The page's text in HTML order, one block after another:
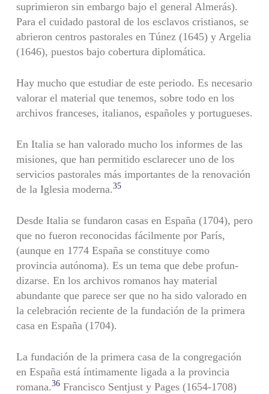
suprimieron sin embargo bajo el general Almerás).
Para el cuidado pastoral de los esclavos cristianos, se
abrieron centros pastorales en Túnez (1645) y Argelia
(1646), puestos bajo cobertura diplomática.
Hay mucho que estudiar de este periodo. Es necesario
valorar el material que tenemos, sobre todo en los
archivos franceses, italianos, españoles y portugueses.
En Italia se han valorado mucho los informes de las
misiones, que han permitido esclarecer uno de los
servicios pastorales más impor­tantes de la renovación
de la Iglesia moderna.35
Desde Italia se fundaron casas en España (1704), pero
que no fue­ron reconocidas fácilmente por París,
(aunque en 1774 España se constituye como
provincia autónoma). Es un tema que debe profun­
dizarse. En los archivos romanos hay material
abundante que parece ser que no ha sido valorado en
la celebración reciente de la funda­ción de la primera
casa en España (1704).
La fundación de la primera casa de la congregación
en España está íntimamente ligada a la provincia
romana.36Francisco Sentjust y Pages (1654-1708)